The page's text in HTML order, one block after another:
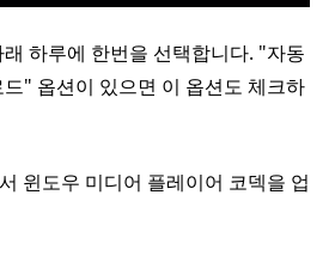
하루에 한번을 선택합니다. "자동
" 옵션이 있으면 이 옵션도 체크하
윈도우 미디어 플레이어 코덱을 업